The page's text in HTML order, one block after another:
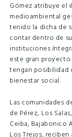
Gómez atribuye el
medioambiental
tenido la dicha de
contar dentro de
instituciones
este gran
tengan posibilidad
bienestar social.
Las comunidades
de Pérez, Los
Ceiba, Bajabonico